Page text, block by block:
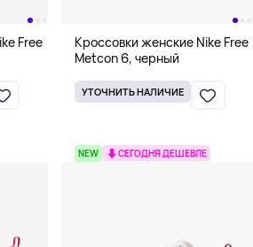
Free
Кроссовки женские Nike Free
Metcon 6, черный
УТОЧНИТЬ НАЛИЧИЕ
NEW СЕГОДНЯ ДЕШЕВЛЕ